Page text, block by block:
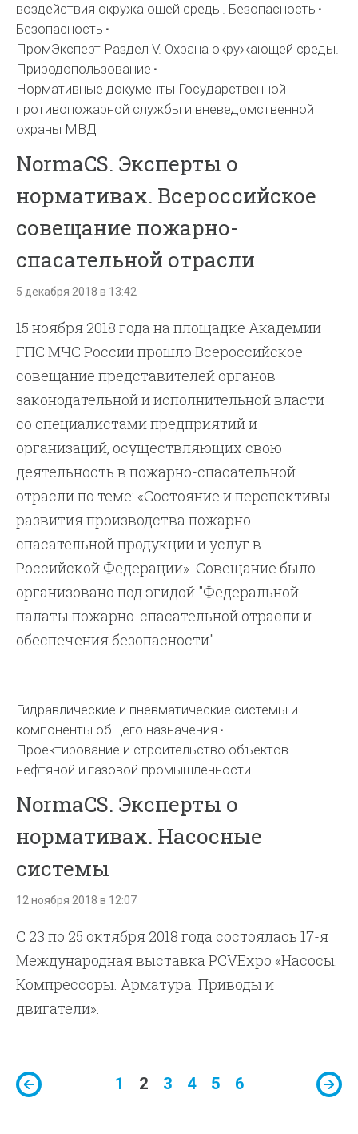
воздействия окружающей среды. Безопасность
Безопасность
ПромЭксперт Раздел V. Охрана окружающей среды.
Природопользование
Нормативные документы Государственной
противопожарной службы и вневедомственной
охраны МВД
NormaCS. Эксперты о
нормативах. Всероссийское
совещание пожарно-
спасательной отрасли
5 декабря 2018 в 13:42
15 ноября 2018 года на площадке Академии
ГПС МЧС России прошло Всероссийское
совещание представителей органов
законодательной и исполнительной власти
со специалистами предприятий и
организаций, осуществляющих свою
деятельность в пожарно-спасательной
отрасли по теме: «Состояние и перспективы
развития производства пожарно-
спасательной продукции и услуг в
Российской Федерации». Совещание было
организовано под эгидой "Федеральной
палаты пожарно-спасательной отрасли и
обеспечения безопасности"
Гидравлические и пневматические системы и
компоненты общего назначения
Проектирование и строительство объектов
нефтяной и газовой промышленности
NormaCS. Эксперты о
нормативах. Насосные
системы
12 ноября 2018 в 12:07
С 23 по 25 октября 2018 года состоялась 17-я
Международная выставка PCVExpo «Насосы.
Компрессоры. Арматура. Приводы и
двигатели».
1 2 3 4 5 6